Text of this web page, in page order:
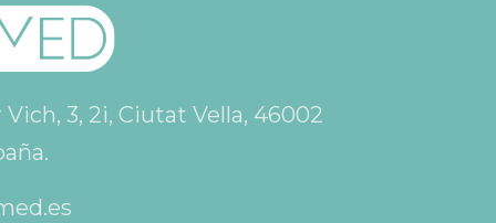
3, 2i, Ciutat Vella, 46002